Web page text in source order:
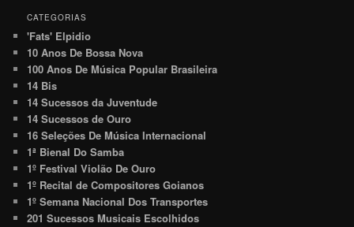
CATEGORIAS
'Fats' Elpidio
10 Anos De Bossa Nova
100 Anos De Música Popular Brasileira
14 Bis
14 Sucessos da Juventude
14 Sucessos de Ouro
16 Seleções De Música Internacional
1ª Bienal Do Samba
1º Festival Violão De Ouro
1º Recital de Compositores Goianos
1º Semana Nacional Dos Transportes
201 Sucessos Musicais Escolhidos